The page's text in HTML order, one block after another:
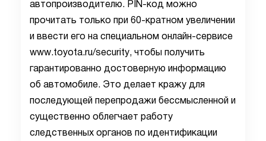
автопроизводителю. PIN -код можно
прочитать только при 60-кратном увеличении
и ввести его на специальном онлайн-сервисе
www.toyota.ru/security, чтобы получить
гарантированно достоверную информацию
об автомобиле. Это делает кражу для
последующей перепродажи бессмысленной и
существенно облегчает работу
следственных органов по идентификации